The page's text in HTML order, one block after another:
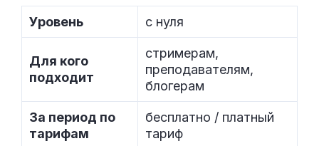
Уровень с нуля
Для кого
подходит
стримерам,
преподавателям,
блогерам
За период по
тарифам
бесплатно / платный
тариф